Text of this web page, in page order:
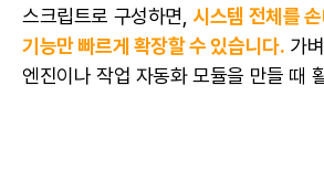
스크립트로 구성하면, 시스템 전체를
기능만 빠르게 확장할 수 있습니다. 가
엔진이나 작업 자동화 모듈을 만들 때